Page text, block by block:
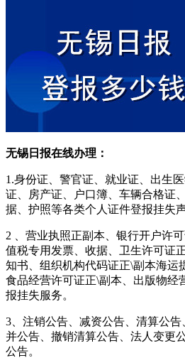
无锡日报在线办理：
1.身份证、警官证、就业证、出生
证、房产证、户口簿、车辆合格证
据、护照等各类个人证件登报挂失
2 、营业执照正副本、银行开户许
值税专用发票、收据、卫生许可证
知书、组织机构代码证正\副本海运
食品经营许可证正\副本、出版物经
报挂失服务。
3、注销公告、减资公告、清算公
并公告、撤销清算公告、法人变更
公告。